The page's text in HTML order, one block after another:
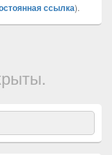
ссылка).